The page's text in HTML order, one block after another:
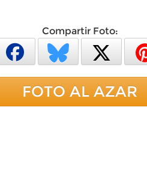
Compartir Foto:
FOTO AL AZAR